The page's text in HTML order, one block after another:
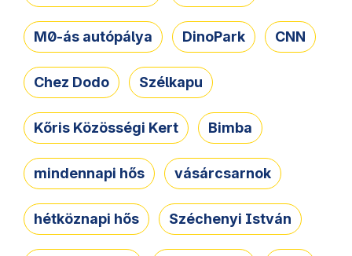
M0-ás autópálya DinoPark CNN
Chez Dodo Szélkapu
Kőris Közösségi Kert Bimba
mindennapi hős vásárcsarnok
hétköznapi hős Széchenyi István